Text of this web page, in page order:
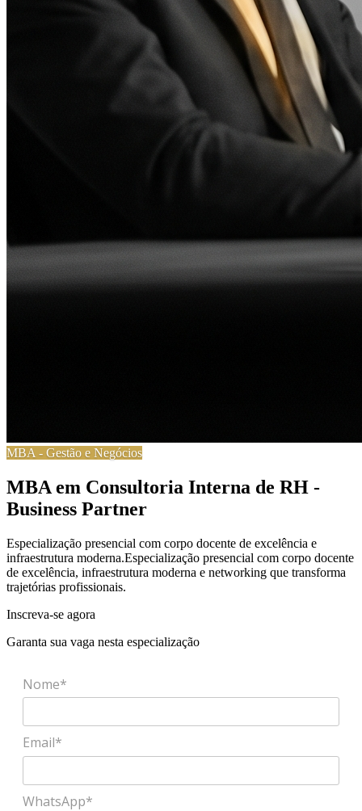
MBA - Gestão e Negócios
MBA em Consultoria Interna de RH -
Business Partner
Especialização presencial com corpo docente de excelência e
infraestrutura moderna.Especialização presencial com corpo docente
de excelência, infraestrutura moderna e networking que transforma
trajetórias profissionais.
Inscreva-se agora
Garanta sua vaga nesta especialização
Nome*
Email*
WhatsApp*